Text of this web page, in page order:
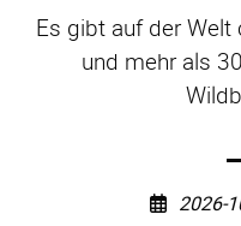
Es gibt auf der Welt
und mehr als
2026-